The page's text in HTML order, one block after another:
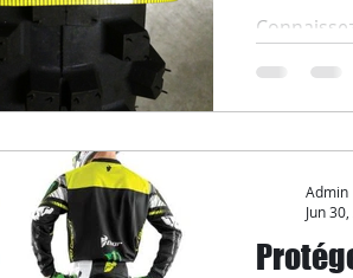
de pit bike
les plus
Admin
Jun